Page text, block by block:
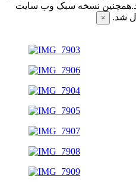
نسخه سبک وب سایت
شد.
×